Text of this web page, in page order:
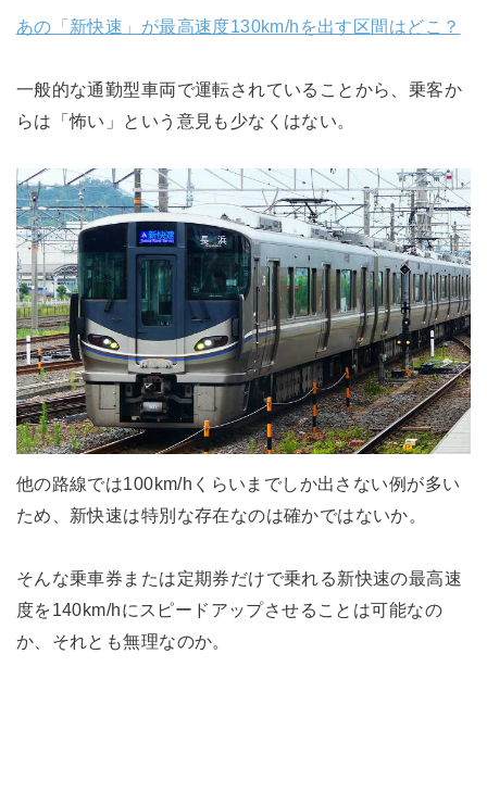
あの「新快速」が最高速度130km/hを出す区間はどこ？
一般的な通勤型車両で運転されていることから、乗客か
らは「怖い」という意見も少なくはない。
他の路線では100km/hくらいまでしか出さない例が多い
ため、新快速は特別な存在なのは確かではないか。
そんな乗車券または定期券だけで乗れる新快速の最高速
度を140km/hにスピードアップさせることは可能なの
か、それとも無理なのか。